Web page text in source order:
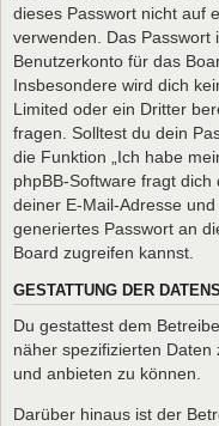
dieses Passwort nicht auf
verwenden. Das Passwort
Benutzerkonto für das
Insbesondere wird dich
Limited oder ein Dritter
fragen. Solltest du dein
die Funktion „Ich habe
phpBB-Software fragt
deiner E-Mail-Adresse
generiertes Passwort an
Board zugreifen kannst.
GESTATTUNG DER
Du gestattest dem
näher spezifizierten
und anbieten zu können.
Darüber hinaus ist der